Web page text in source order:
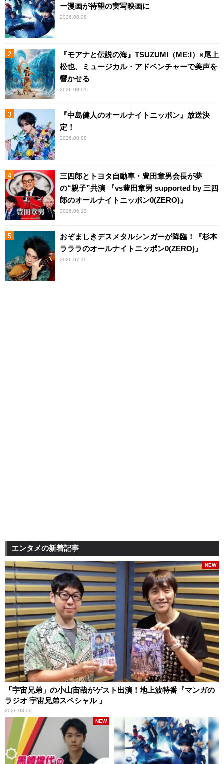
ー漫画が待望の実写映画に
2026.08.08
『モアナと伝説の海』TSUZUMI（ME:I）×尾上
松也、ミュージカル・アドベンチャーで美声を
響かせる
2026.08.01
『中島健人のオールナイトニッポン』放送決
定！
2026.08.08
三四郎とトヨタ自動車・豊田章男会長が夢
の“親子”共演 『vs豊田章男 supported by 三四
郎のオールナイトニッポン0(ZERO)』
2026.06.13
おぞましきデスメタルシンガーが降臨！『杉本
ラララのオールナイトニッポン0(ZERO)』
2026.07.19
エンタメの新着記事
「宇宙兄弟」の小山宙哉がゲスト出演！地上波特番『マンガの
ラジオ 宇宙兄弟スペシャル 』
2026.08.09
NEW
NEW